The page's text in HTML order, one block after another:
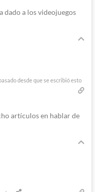
dado a los videojuegos
desde que se escribió esto
artículos en hablar de